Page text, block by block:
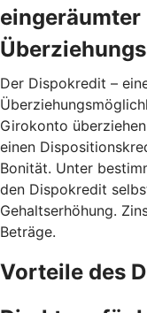
eingeräumter
Der Dispokredit –
Girokonto
einen
Bonität. Unter
den Dispokredit
Gehaltserhöhung.
Beträge.
Vorteile des